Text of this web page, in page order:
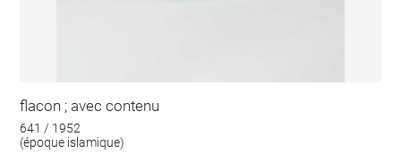
flacon ; avec contenu
641 / 1952
(époque islamique)